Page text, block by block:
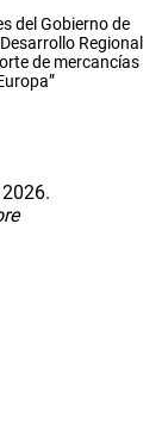
del Gobierno de
Regional
de mercancías